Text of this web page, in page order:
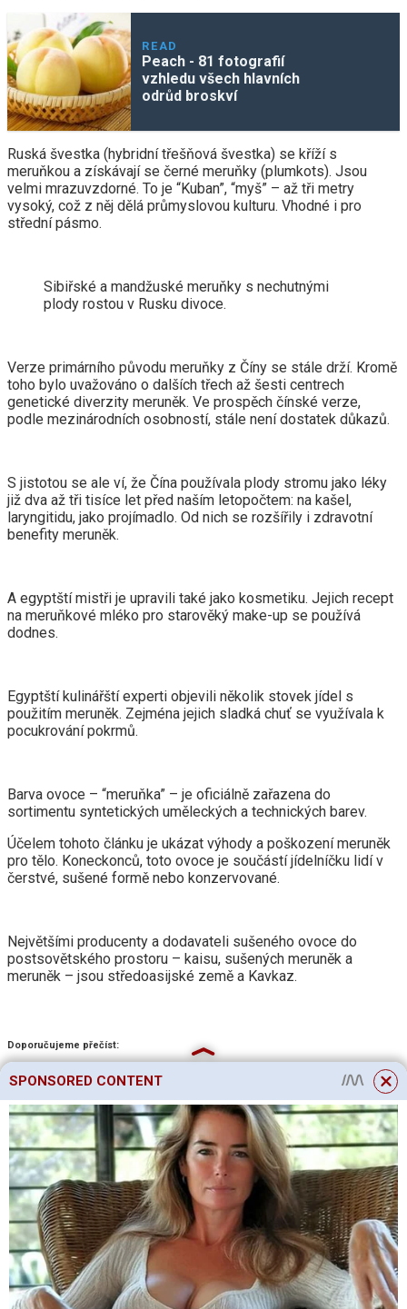
READ
Peach - 81 fotografií
vzhledu všech hlavních
odrůd broskví
Ruská švestka (hybridní třešňová švestka) se kříží s
meruňkou a získávají se černé meruňky (plumkots). Jsou
velmi mrazuvzdorné. To je “Kuban”, “myš” – až tři metry
vysoký, což z něj dělá průmyslovou kulturu. Vhodné i pro
střední pásmo.
Sibiřské a mandžuské meruňky s nechutnými
plody rostou v Rusku divoce.
Verze primárního původu meruňky z Číny se stále drží. Kromě
toho bylo uvažováno o dalších třech až šesti centrech
genetické diverzity meruněk. Ve prospěch čínské verze,
podle mezinárodních osobností, stále není dostatek důkazů.
S jistotou se ale ví, že Čína používala plody stromu jako léky
již dva až tři tisíce let před naším letopočtem: na kašel,
laryngitidu, jako projímadlo. Od nich se rozšířily i zdravotní
benefity meruněk.
A egyptští mistři je upravili také jako kosmetiku. Jejich recept
na meruňkové mléko pro starověký make-up se používá
dodnes.
Egyptští kulinářští experti objevili několik stovek jídel s
použitím meruněk. Zejména jejich sladká chuť se využívala k
pocukrování pokrmů.
Barva ovoce – “meruňka” – je oficiálně zařazena do
sortimentu syntetických uměleckých a technických barev.
Účelem tohoto článku je ukázat výhody a poškození meruněk
pro tělo. Koneckonců, toto ovoce je součástí jídelníčku lidí v
čerstvé, sušené formě nebo konzervované.
Největšími producenty a dodavateli sušeného ovoce do
postsovětského prostoru – kaisu, sušených meruněk a
meruněk – jsou středoasijské země a Kavkaz.
Doporučujeme přečíst:
A každé takové ovoce má své vlastní vlastnosti, které je třeba
vzít v úvahu při konzumaci bobulí a jak ovlivňuje lidské zdraví.
Poškození meruněk je stejné jako při konzumaci
jiného ovoce: nepřejídejte se a vše bude v
pořádku.
Výhody a nevýhody meruňky pro tělo
SPONSORED CONTENT